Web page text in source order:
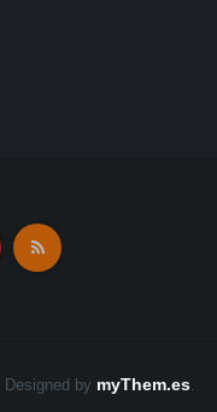
Designed by myThem.es.